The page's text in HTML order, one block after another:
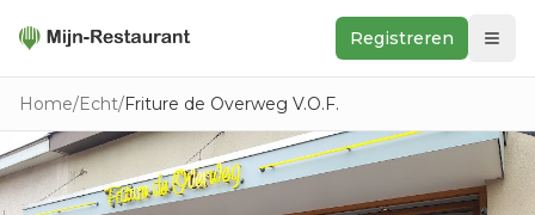
Registreren
Zoeken
In de buurt
Ontdek
Home/Echt/Friture de Overweg V.O.F.